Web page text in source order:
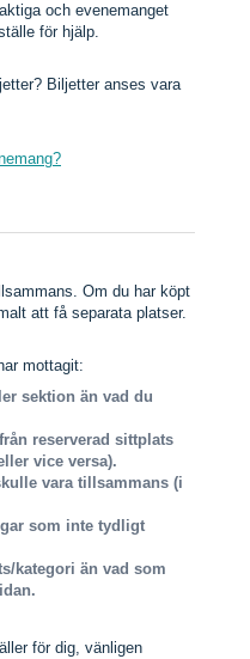
och evenemanget
för hjälp.
Biljetter anses vara
Om du har köpt
att få separata platser.
mottagit:
sektion än vad du
reserverad sittplats
vice versa).
vara tillsammans (i
som inte tydligt
kategori än vad som
för dig, vänligen